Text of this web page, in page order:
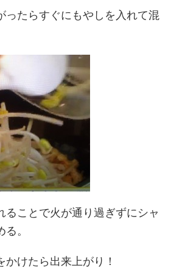
ったらすぐにもやしを入れて混
ることで火が通り過ぎずにシャ
。
かけたら出来上がり！